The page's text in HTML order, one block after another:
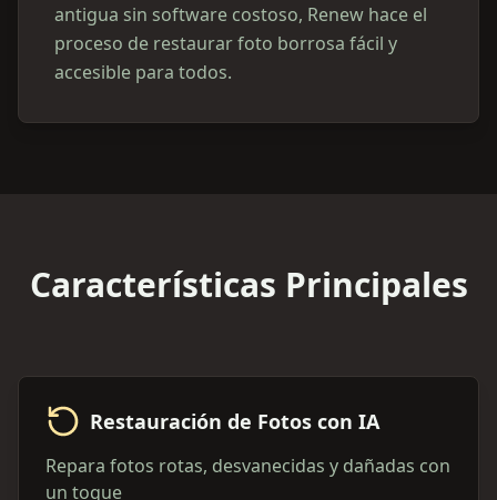
antigua sin software costoso, Renew hace el
proceso de restaurar foto borrosa fácil y
accesible para todos.
Características Principales
Restauración de Fotos con IA
Repara fotos rotas, desvanecidas y dañadas con
un toque